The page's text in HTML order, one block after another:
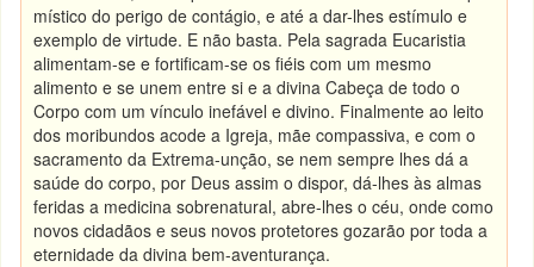
místico do perigo de contágio, e até a dar-lhes estímulo e
exemplo de virtude. E não basta. Pela sagrada Eucaristia
alimentam-se e fortificam-se os fiéis com um mesmo
alimento e se unem entre si e a divina Cabeça de todo o
Corpo com um vínculo inefável e divino. Finalmente ao leito
dos moribundos acode a Igreja, mãe compassiva, e com o
sacramento da Extrema-unção, se nem sempre lhes dá a
saúde do corpo, por Deus assim o dispor, dá-lhes às almas
feridas a medicina sobrenatural, abre-lhes o céu, onde como
novos cidadãos e seus novos protetores gozarão por toda a
eternidade da divina bem-aventurança.